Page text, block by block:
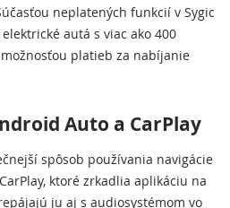
neplatených funkcií v Sygic
autá s viac ako 400
platieb za nabíjanie
Auto a CarPlay
spôsob používania navigácie
ktoré zrkadlia aplikáciu na
ju aj s audiosystémom vo